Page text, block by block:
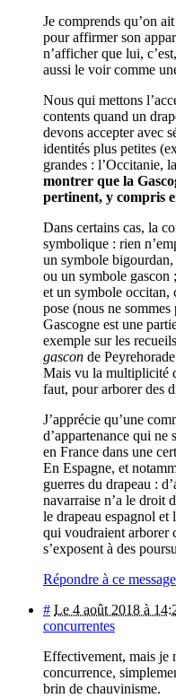
Je comprends qu’on
pour affirmer son
n’afficher que lui,
aussi le voir comme
Nous qui mettons
contents quand un
devons accepter avec
identités plus petites
grandes : l’Occitanie,
montrer que la
pertinent, y compris
Dans certains cas, la
symbolique : rien
un symbole
ou un symbole gascon
et un symbole occitan,
pose (nous ne sommes
Gascogne est une
exemple sur les
gascon de
Mais vu la multiplicité
faut, pour arborer des
J’apprécie qu’une
d’appartenance qui ne
en France dans une
En Espagne, et
guerres du drapeau :
navarraise n’a le droit
le drapeau espagnol et
qui voudraient arborer
s’exposent à des
Répondre à ce message
# Le 4 août 2018 à
concurrentes
Effectivement, mais je
concurrence,
brin de chauvinisme.